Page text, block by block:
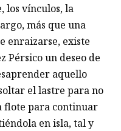
los vínculos, la
más que una
enraizarse, existe
Pérsico un deseo de
aquello
el lastre para no
flote para continuar
en isla, tal y